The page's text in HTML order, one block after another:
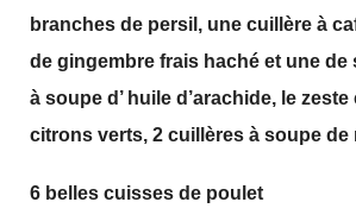
branches de persil, une cuillère à
de gingembre frais haché et une de
à soupe d’ huile d’arachide, le
citrons verts, 2 cuillères à soupe de
6 belles cuisses de poulet